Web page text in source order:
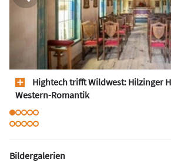
Hightech trifft Wildwest: Hilzinger
Western-Romantik
Bildergalerien